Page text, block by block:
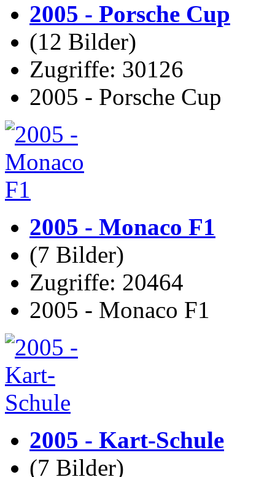
2005 - Porsche Cup
(12 Bilder)
Zugriffe: 30126
2005 - Porsche Cup
2005 - Monaco F1
(7 Bilder)
Zugriffe: 20464
2005 - Monaco F1
2005 - Kart-Schule
(7 Bilder)